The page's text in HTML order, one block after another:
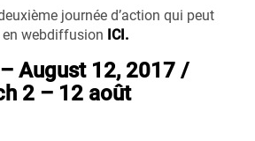
journée d’action qui peut
en webdiffusion ICI.
August 12, 2017 /
2 – 12 août